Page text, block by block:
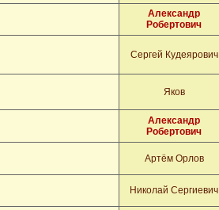
Александр
Робертович
Сергей Кудеярович
Яков
Александр
Робертович
Артём Орлов
Николай Сергиевич